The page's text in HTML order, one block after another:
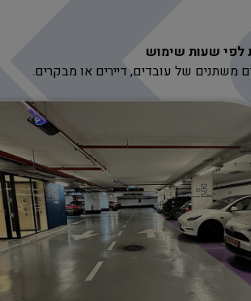
לפי שעות שימוש
משתנים של עובדים, דיירים או מבקרים.